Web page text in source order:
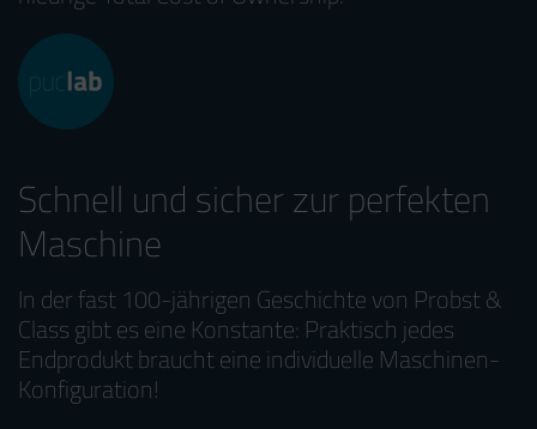
Schnell und sicher zur perfekten
Maschine
In der fast 100-jährigen Geschichte von Probst &
Class gibt es eine Konstante: Praktisch jedes
Endprodukt braucht eine individuelle Maschinen-
Konfiguration!